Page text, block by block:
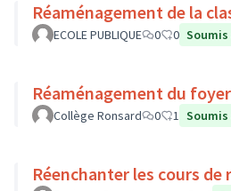
Réaménagement de la
ECOLE PUBLIQUE 0 0
Réaménagement du
Collège Ronsard 0 1
Réenchanter les cours de